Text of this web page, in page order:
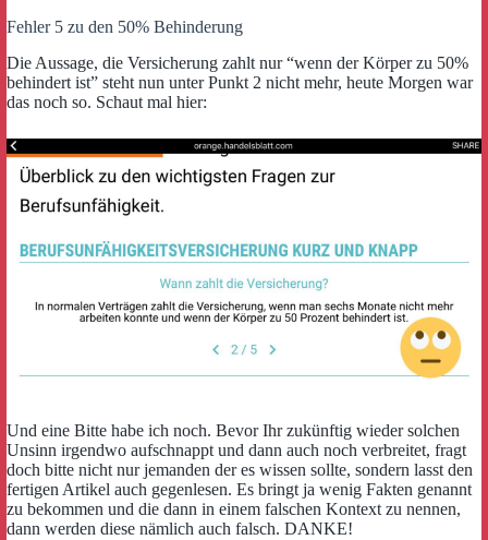
Fehler 5 zu den 50% Behinderung
Die Aussage, die Versicherung zahlt nur “wenn der Körper zu 50%
behindert ist” steht nun unter Punkt 2 nicht mehr, heute Morgen war
das noch so. Schaut mal hier:
Und eine Bitte habe ich noch. Bevor Ihr zukünftig wieder solchen
Unsinn irgendwo aufschnappt und dann auch noch verbreitet, fragt
doch bitte nicht nur jemanden der es wissen sollte, sondern lasst den
fertigen Artikel auch gegenlesen. Es bringt ja wenig Fakten genannt
zu bekommen und die dann in einem falschen Kontext zu nennen,
dann werden diese nämlich auch falsch. DANKE!